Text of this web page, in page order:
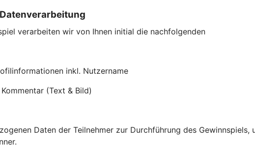
verarbeiten wir von Ihnen initial die nachfolgenden
inkl. Nutzername
(Text & Bild)
Daten der Teilnehmer zur Durchführung des